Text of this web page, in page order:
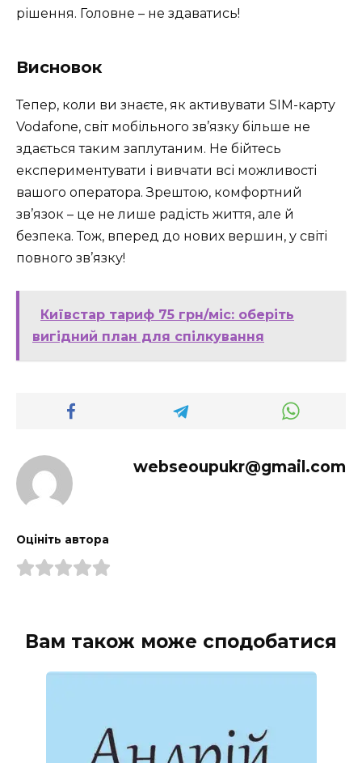
рішення. Головне – не здаватись!
Висновок
Тепер, коли ви знаєте, як активувати SIM-карту
Vodafone, світ мобільного зв’язку більше не
здається таким заплутаним. Не бійтесь
експериментувати і вивчати всі можливості
вашого оператора. Зрештою, комфортний
зв’язок – це не лише радість життя, але й
безпека. Тож, вперед до нових вершин, у світі
повного зв’язку!
Київстар тариф 75 грн/міс: оберіть
вигідний план для спілкування
webseoupukr@gmail.com
Оцініть автора
Вам також може сподобатися